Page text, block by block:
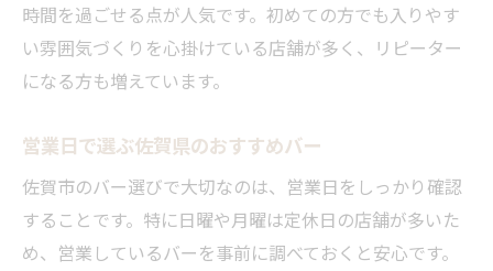
時間を過ごせる点が人気です。初めての方でも入りやす
い雰囲気づくりを心掛けている店舗が多く、リピーター
になる方も増えています。
営業日で選ぶ佐賀県のおすすめバー
佐賀市のバー選びで大切なのは、営業日をしっかり確認
することです。特に日曜や月曜は定休日の店舗が多いた
め、営業しているバーを事前に調べておくと安心です。